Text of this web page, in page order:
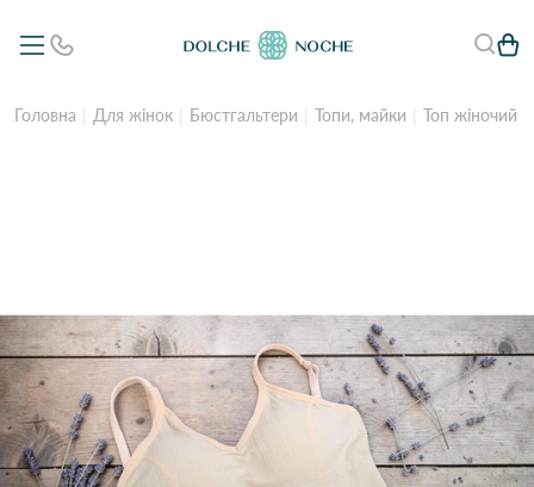
Головна Для жінок Бюстгальтери Топи, майки Топ жіночий